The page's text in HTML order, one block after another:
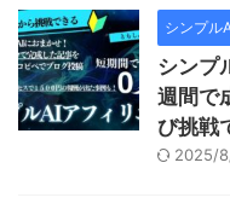
シンプル
シンプ
週間で
び挑戦
2025/